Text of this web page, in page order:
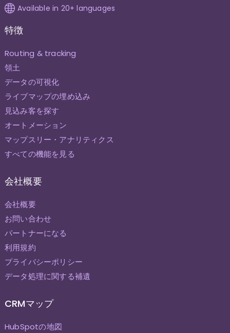
Available in 20+ languages
特徴
Routing & tracking
領土
データの可視化
ライブマップの埋め込み
見込み客を探す
オートメーション
マップスリー・アナリティクス
すべての機能を見る
会社概要
会社概要
お問い合わせ
パートナーになる
利用規約
プライバシーポリシー
データ処理に関する補遺
CRMマップ
HubSpotの地図